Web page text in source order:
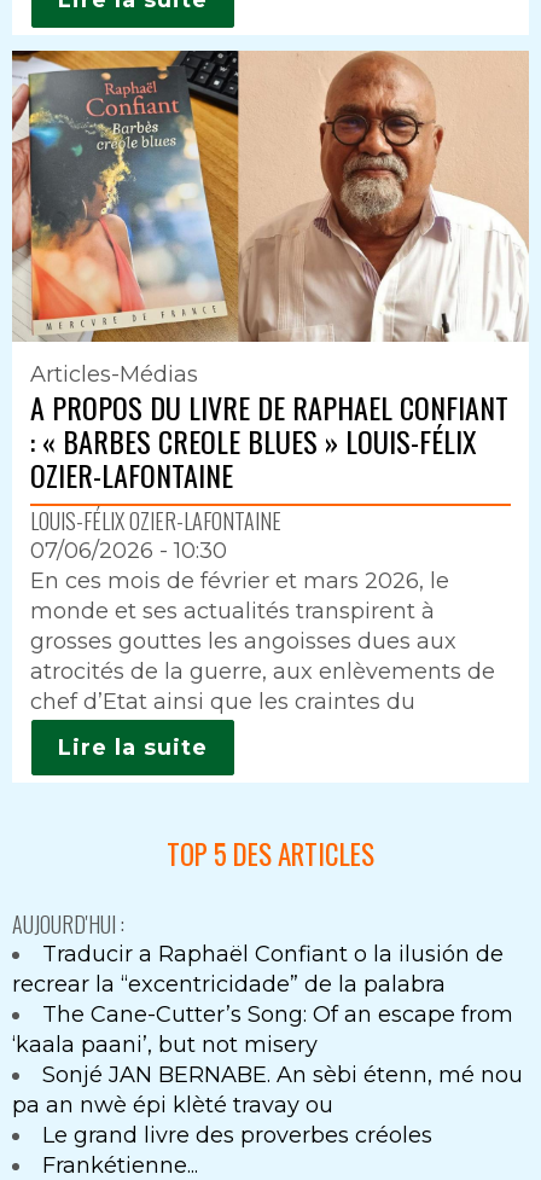
Articles-Médias
A PROPOS DU LIVRE DE RAPHAEL CONFIANT
: « BARBES CREOLE BLUES » LOUIS-FÉLIX
OZIER-LAFONTAINE
LOUIS-FÉLIX OZIER-LAFONTAINE
07/06/2026 - 10:30
Intro
En ces mois de février et mars 2026, le
monde et ses actualités transpirent à
grosses gouttes les angoisses dues aux
atrocités de la guerre, aux enlèvements de
chef d’Etat ainsi que les craintes du
Lire la suite
TOP 5 DES ARTICLES
AUJOURD'HUI :
Traducir a Raphaël Confiant o la ilusión de
recrear la “excentricidade” de la palabra
The Cane-Cutter’s Song: Of an escape from
‘kaala paani’, but not misery
Sonjé JAN BERNABE. An sèbi étenn, mé nou
pa an nwè épi klèté travay ou
Le grand livre des proverbes créoles
Frankétienne...